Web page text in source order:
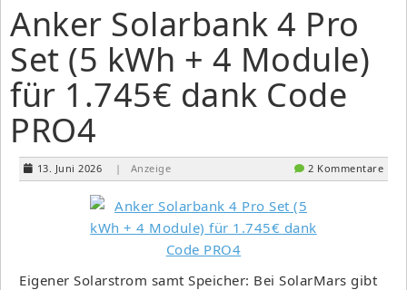
Anker Solarbank 4 Pro
Set (5 kWh + 4 Module)
für 1.745€ dank Code
PRO4
13. Juni 2026 | Anzeige 2 Kommentare
Eigener Solarstrom samt Speicher: Bei SolarMars gibt